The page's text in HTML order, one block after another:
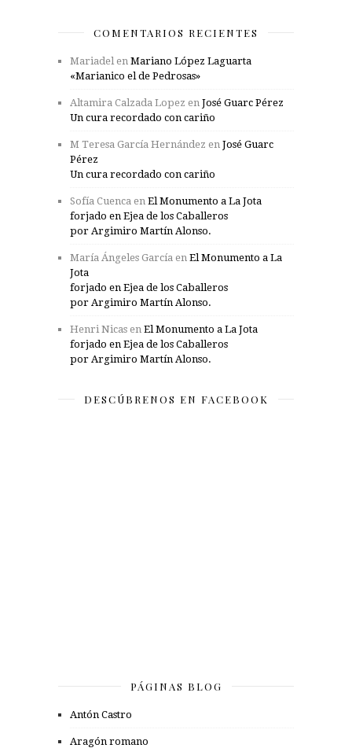
COMENTARIOS RECIENTES
Mariadel en Mariano López Laguarta
«Marianico el de Pedrosas»
Altamira Calzada Lopez en José Guarc Pérez
Un cura recordado con cariño
M Teresa García Hernández en José Guarc
Pérez
Un cura recordado con cariño
Sofía Cuenca en El Monumento a La Jota
forjado en Ejea de los Caballeros
por Argimiro Martín Alonso.
María Ángeles García en El Monumento a La
Jota
forjado en Ejea de los Caballeros
por Argimiro Martín Alonso.
Henri Nicas en El Monumento a La Jota
forjado en Ejea de los Caballeros
por Argimiro Martín Alonso.
DESCÚBRENOS EN FACEBOOK
PÁGINAS BLOG
Antón Castro
Aragón romano